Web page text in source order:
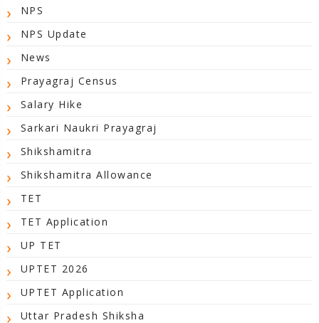
NPS
NPS Update
News
Prayagraj Census
Salary Hike
Sarkari Naukri Prayagraj
Shikshamitra
Shikshamitra Allowance
TET
TET Application
UP TET
UPTET 2026
UPTET Application
Uttar Pradesh Shiksha